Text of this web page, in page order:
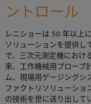
ントロール
レニショーは 50 年以上
ソリューションを提供し
で、三次元測定機におけ
来、工作機械用プローブ
ム、現場用ゲージングシ
ファクトリソリューショ
の技術を世に送り出して